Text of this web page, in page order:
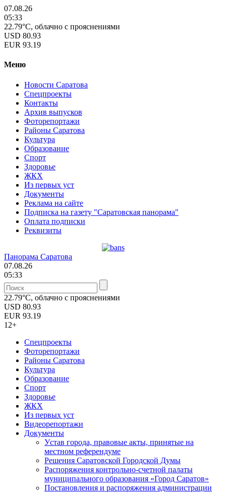
07.08.26
05:33
22.79°C, облачно с прояснениями
USD 80.93
EUR 93.19
Меню
Новости Саратова
Спецпроекты
Контакты
Архив выпусков
Фоторепортажи
Районы Саратова
Культура
Образование
Спорт
Здоровье
ЖКХ
Из пеpвых уст
Документы
Реклама на сайте
Подписка на газету "Саратовская панорама"
Оплата подписки
Реквизиты
Панорама Саратова
07.08.26
05:33
22.79°C, облачно с прояснениями
USD 80.93
EUR 93.19
12+
Спецпроекты
Фоторепортажи
Районы Саратова
Культура
Образование
Спорт
Здоровье
ЖКХ
Из пеpвых уст
Видеорепортажи
Документы
Уcтав города, правовые акты, принятые на
местном референдуме
Решения Саратовской Городской Думы
Распоряжения контрольно-счетной палаты
муниципального образования «Город Саратов»
Постановления и распоряжения администрации